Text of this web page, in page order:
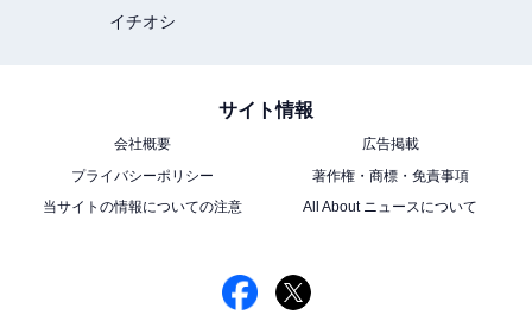
イチオシ
サイト情報
会社概要
広告掲載
プライバシーポリシー
著作権・商標・免責事項
当サイトの情報についての注意
All About ニュースについて